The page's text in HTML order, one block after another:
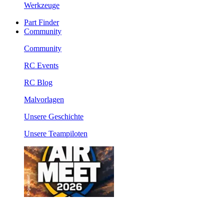
Werkzeuge
Part Finder
Community
Community
RC Events
RC Blog
Malvorlagen
Unsere Geschichte
Unsere Teampiloten